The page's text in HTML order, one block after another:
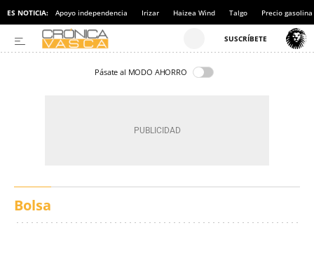
ES NOTICIA: Apoyo independencia Irizar Haizea Wind Talgo Precio gasolina
Pásate al MODO AHORRO
Bolsa